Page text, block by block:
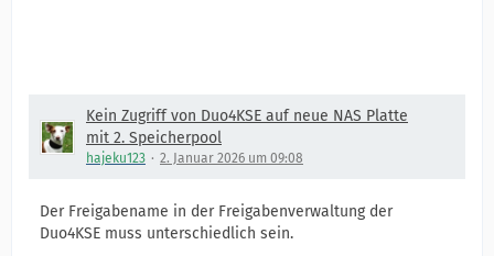
Kein Zugriff von Duo4KSE auf neue NAS Platte
mit 2. Speicherpool
hajeku123 2. Januar 2026 um 09:08
Der Freigabename in der Freigabenverwaltung der
Duo4KSE muss unterschiedlich sein.